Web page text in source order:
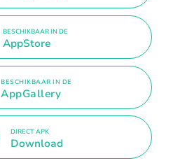
BESCHIKBAAR IN DE
AppStore
BESCHIKBAAR IN DE
AppGallery
DIRECT APK
Download